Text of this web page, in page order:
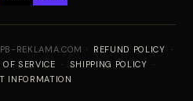
REKLAMA.COM · REFUND POLICY ·
SERVICE · SHIPPING POLICY ·
INFORMATION